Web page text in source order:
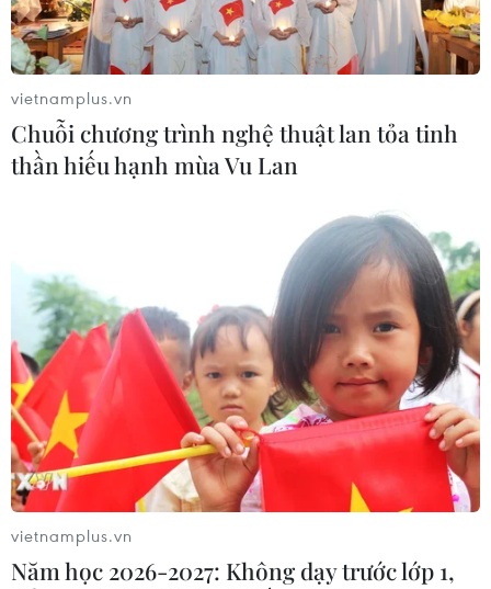
Thái Lan: 3 người thiệt mạng trong vụ xả
súng tại một đài phát thanh
27/05/2020 08:16
Ba người đã thiệt mạng và một người bị thương trong
vụ xả súng tại một đài phát thanh của nhà nước ở tỉnh
Phitsanulok, miền Bắc nước này.
vietnamplus.vn
Chuỗi chương trình nghệ thuật lan tỏa tinh
thần hiếu hạnh mùa Vu Lan
vietnamplus.vn
Năm học 2026-2027: Không dạy trước lớp 1,